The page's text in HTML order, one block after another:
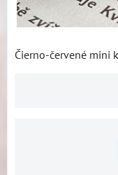
Čierno-červené mini